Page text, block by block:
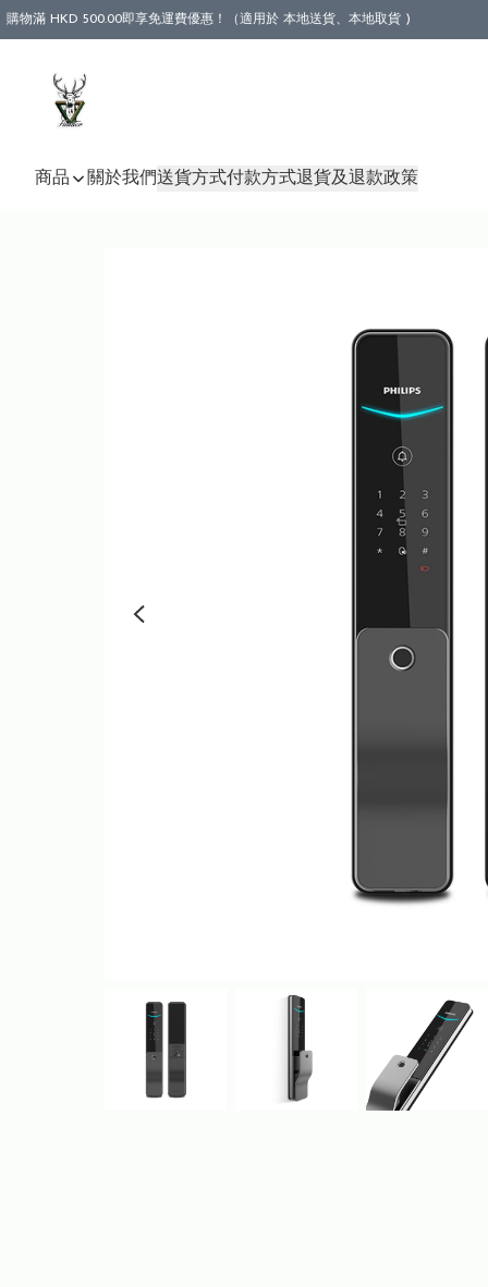
購物滿 HKD 500.00即享免運費優惠！（適用於 本地送貨、本地取貨 )
商品 關於我們送貨方式付款方式退貨及退款政策